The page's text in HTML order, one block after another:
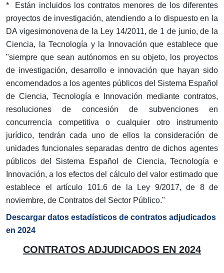
* Están incluidos los contratos menores de los diferentes
proyectos de investigación, atendiendo a lo dispuesto en la
DA vigesimonovena de la Ley 14/2011, de 1 de junio, de la
Ciencia, la Tecnología y la Innovación que establece que
"siempre que sean autónomos en su objeto, los proyectos
de investigación, desarrollo e innovación que hayan sido
encomendados a los agentes públicos del Sistema Español
de Ciencia, Tecnología e Innovación mediante contratos,
resoluciones de concesión de subvenciones en
concurrencia competitiva o cualquier otro instrumento
jurídico, tendrán cada uno de ellos la consideración de
unidades funcionales separadas dentro de dichos agentes
públicos del Sistema Español de Ciencia, Tecnología e
Innovación, a los efectos del cálculo del valor estimado que
establece el artículo 101.6 de la Ley 9/2017, de 8 de
noviembre, de Contratos del Sector Público."
Descargar datos estadísticos de contratos adjudicados
en 2024
CONTRATOS ADJUDICADOS EN 2024